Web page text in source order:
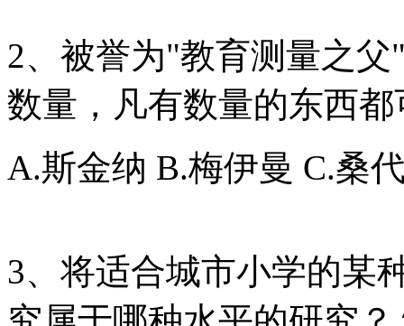
2、被誉为"教育测量之
数量，凡有数量的东西
A.斯金纳 B.梅伊曼 C.桑
3、将适合城市小学的某